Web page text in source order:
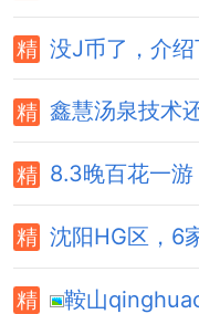
没J币了，介
鑫慧汤泉技术
8.3晚百花一
沈阳HG区，6
鞍山